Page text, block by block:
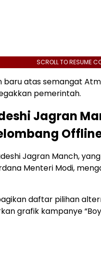
SCROLL TO RESUME
baru atas semangat
pemerintah.
Jagran
Jagran Manch,
Menteri Modi,
daftar pilihan
grafik kampanye